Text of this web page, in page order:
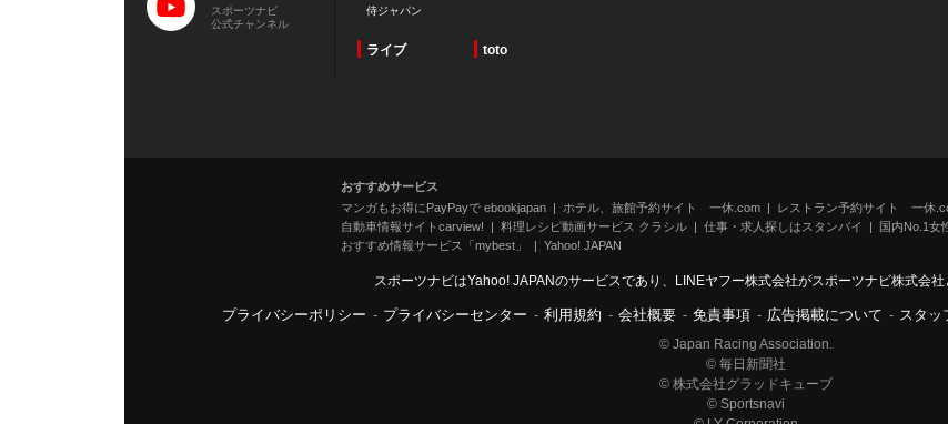
スポーツナビ
公式チャンネル
侍ジャパン
ライブ toto
おすすめサービス
マンガもお得にPayPayで ebookjapan
ホテル、旅館予約サイト 一休.com
レストラン予約サイト 一休
自動車情報サイトcarview!
料理レシピ動画サービス クラシル 仕事・求人探しはスタンバイ
国内No.1女
おすすめ情報サービス「mybest」
Yahoo! JAPAN
スポーツナビはYahoo! JAPANのサービスであり、LINEヤフー株式会社がスポーツナビ株式会社
プライバシーポリシー - プライバシーセンター - 利用規約 - 会社概要 - 免責事項 - 広告掲載について - スタッ
© Japan Racing Association.
© 毎日新聞社
© 株式会社グラッドキューブ
© Sportsnavi